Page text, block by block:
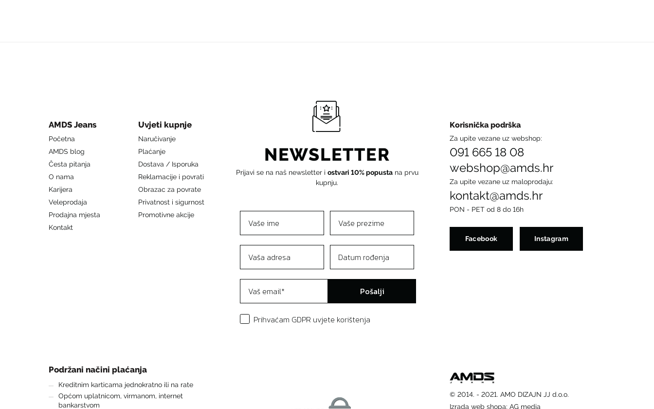
AMDS Jeans
Početna
AMDS blog
Česta pitanja
O nama
Karijera
Veleprodaja
Prodajna mjesta
Kontakt
Uvjeti kupnje
Naručivanje
Plaćanje
Dostava / Isporuka
Reklamacije i povrati
Obrazac za povrate
Privatnost i sigurnost
Promotivne akcije
NEWSLETTER
Prijavi se na naš newsletter i ostvari 10% popustana prvu
kupnju.
Pošalji
Prihvaćam GDPR uvjete korištenja
Korisnička podrška
Za upite vezane uz webshop:
091 665 18 08
webshop@amds.hr
Za upite vezane uz maloprodaju:
kontakt@amds.hr
PON - PET od 8 do 16h
Facebook Instagram
Podržani načini plaćanja
Kreditnim karticama jednokratno ili na rate
Općom uplatnicom, virmanom, internet
bankarstvom
© 2014. - 2021. AMO DIZAJN JJ d.o.o.
Izrada web shopa: AG media